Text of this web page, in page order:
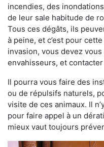
incendies, des
de leur sale habitude de
Tous ces dégâts, ils
à peine, et c’est pour
invasion, vous devez
envahisseurs, et
Il pourra vous faire des
ou de répulsifs naturels,
visite de ces animaux. Il
pour faire appel à un
mieux vaut toujours